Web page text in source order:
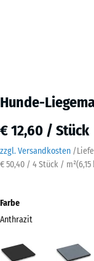
Hunde-
€ 12,60 / Stück
zzgl. Versandkosten /
€ 50,40 / 4 Stück / m²(6,15
Farbe
Anthrazit
(active)